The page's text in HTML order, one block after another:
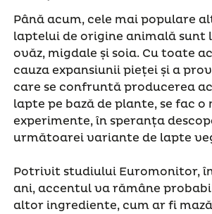
Până acum, cele mai populare
laptelui de origine animală sunt
ovăz, migdale și soia. Cu toate
cauza expansiunii pieței și a
care se confruntă producerea
lapte pe bază de plante, se fac o
experimente, în speranța
următoarei variante de lapte
Potrivit studiului Euromonitor,
ani, accentul va rămâne
altor ingrediente, cum ar fi